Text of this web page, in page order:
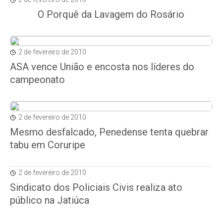
O Porquê da Lavagem do Rosário
2 de fevereiro de 2010
ASA vence União e encosta nos líderes do
campeonato
2 de fevereiro de 2010
Mesmo desfalcado, Penedense tenta quebrar
tabu em Coruripe
2 de fevereiro de 2010
Sindicato dos Policiais Civis realiza ato
público na Jatiúca